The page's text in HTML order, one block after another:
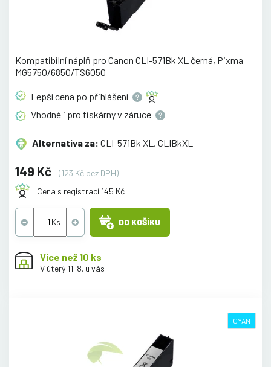
Kompatibilní náplň pro Canon CLI-571Bk XL černá, Pixma
MG5750/6850/TS6050
Lepší cena po přihlášení
Vhodné i pro tiskárny v záruce
Alternativa za: CLI-571Bk XL, CLIBkXL
149 Kč
(123 Kč bez DPH)
Cena s registrací 145 Kč
DO KOŠÍKU
Více než 10 ks
V úterý 11. 8. u vás
CYAN